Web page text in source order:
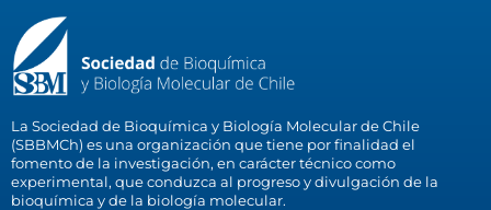
La Sociedad de Bioquímica y Biología Molecular de Chile
(SBBMCh) es una organización que tiene por finalidad el
fomento de la investigación, en carácter técnico como
experimental, que conduzca al progreso y divulgación de la
bioquímica y de la biología molecular.